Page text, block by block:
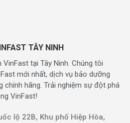
TÂY NINH
tại Tây Ninh. Chúng tôi
mới nhất, dịch vụ bảo dưỡng
chính hãng. Trải nghiệm sự đột phá
VinFast!
lộ 22B, Khu phố Hiệp Hòa,